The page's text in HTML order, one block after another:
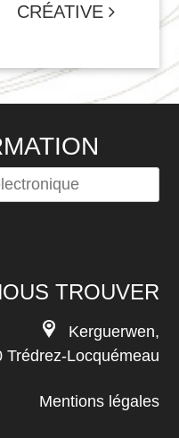
CRÉATIVE
TROUVER
Kerguerwen,
Trédrez-Locquémeau
Mentions légales